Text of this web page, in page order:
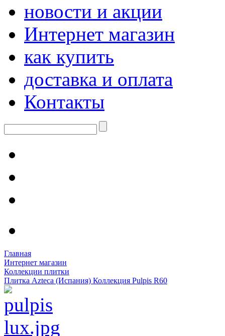
новости и акции
Интернет магазин
как купить
доставка и оплата
Контакты
Главная
Интернет магазин
Коллекции плитки
Плитка Azteca (Испания) Коллекция Pulpis R60